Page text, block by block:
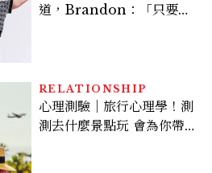
道，Brandon：「只要能
RELATIONSHIP
心理測驗｜旅行心理學！測
測去什麼景點玩 會為你帶來